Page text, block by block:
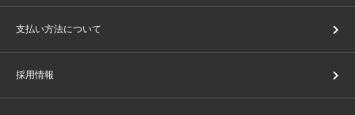
支払い方法について
採用情報